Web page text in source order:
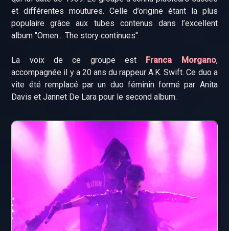
et différentes moutures. Celle d’origine étant la plus
populaire grâce aux tubes contenus dans l’excellent
album "Omen... The story continues".
La voix de ce groupe est Franca Morgano,
accompagnée il y a 20 ans du rappeur A.K. Swift. Ce duo a
vite été remplacé par un duo féminin formé par Anita
Davis et Jannet De Lara pour le second album.